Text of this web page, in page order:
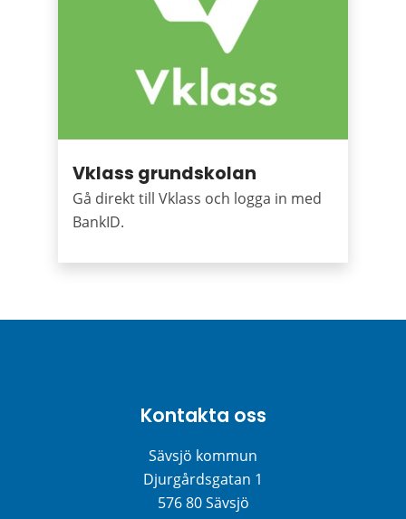
Vklass grundskolan
Gå direkt till Vklass och logga in med
BankID.
Kontakta oss
Sävsjö kommun
Djurgårdsgatan 1
576 80 Sävsjö